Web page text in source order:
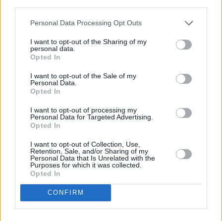
Personal Data Processing Opt Outs
I want to opt-out of the Sharing of my
personal data.
Opted In
I want to opt-out of the Sale of my
Personal Data.
Opted In
I want to opt-out of processing my
Personal Data for Targeted Advertising.
Opted In
I want to opt-out of Collection, Use,
Retention, Sale, and/or Sharing of my
Personal Data that Is Unrelated with the
Purposes for which it was collected.
Opted In
CONFIRM
limitan a 16 millones para todo el Estado, lo que supone
en sus presupuestos propios a la lucha contra la exclusión
social en los menores. Andalucía destina 17 millones a
actuaciones concretas para paliar la exclusión social en
los niños. Entre estas actuaciones destacan las comidas
que se ofrecen en más de 1.000 comedores escolares a
20.000 niños o las que se ofrecen a través de las más de
55 escuelas de verano.